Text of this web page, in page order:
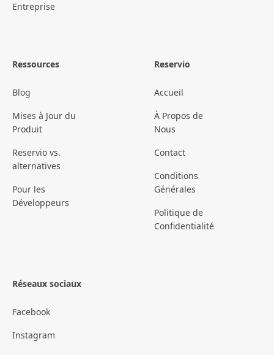
Entreprise
Ressources
Blog
Mises à Jour du
Produit
Reservio vs.
alternatives
Pour les
Développeurs
Reservio
Accueil
À Propos de
Nous
Contact
Conditions
Générales
Politique de
Confidentialité
Réseaux sociaux
Facebook
Instagram